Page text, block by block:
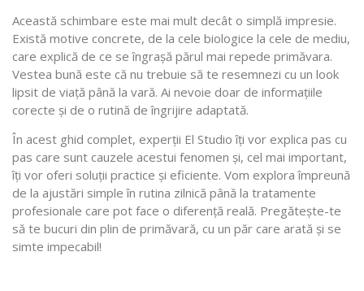
Această schimbare este mai mult decât o simplă impresie.
Există motive concrete, de la cele biologice la cele de mediu,
care explică de ce se îngrașă părul mai repede primăvara.
Vestea bună este că nu trebuie să te resemnezi cu un look
lipsit de viață până la vară. Ai nevoie doar de informațiile
corecte și de o rutină de îngrijire adaptată.
În acest ghid complet, experții El Studio îți vor explica pas cu
pas care sunt cauzele acestui fenomen și, cel mai important,
îți vor oferi soluții practice și eficiente. Vom explora împreună
de la ajustări simple în rutina zilnică până la tratamente
profesionale care pot face o diferență reală. Pregătește-te
să te bucuri din plin de primăvară, cu un păr care arată și se
simte impecabil!